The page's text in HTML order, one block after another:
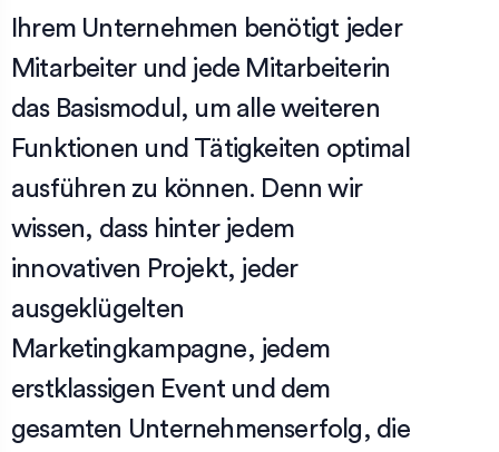
Ihrem Unternehmen benötigt jeder
Mitarbeiter und jede Mitarbeiterin
das Basismodul, um alle weiteren
Funktionen und Tätigkeiten optimal
ausführen zu können. Denn wir
wissen, dass hinter jedem
innovativen Projekt, jeder
ausgeklügelten
Marketingkampagne, jedem
erstklassigen Event und dem
gesamten Unternehmenserfolg, die